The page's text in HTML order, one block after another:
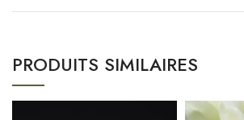
PRODUITS SIMILAIRES